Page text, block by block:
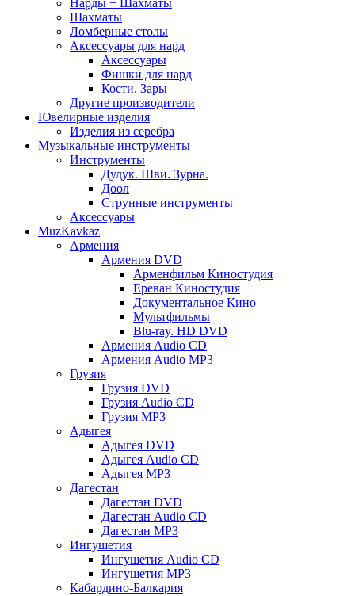
Нарды + Шахматы
Шахматы
Ломберные столы
Аксессуары для нард
Аксессуары
Фишки для нард
Кости. Зары
Другие производители
Ювелирные изделия
Изделия из серебра
Музыкальные инструменты
Инструменты
Дудук. Шви. Зурна.
Доол
Струнные инструменты
Аксессуары
MuzKavkaz
Армения
Армения DVD
Арменфильм Киностудия
Ереван Киностудия
Документальное Кино
Мультфильмы
Blu-ray. HD DVD
Армения Audio CD
Армения Audio MP3
Грузия
Грузия DVD
Грузия Audio CD
Грузия MP3
Адыгея
Адыгея DVD
Адыгея Audio CD
Адыгея MP3
Дагестан
Дагестан DVD
Дагестан Audio CD
Дагестан MP3
Ингушетия
Ингушетия Audio CD
Ингушетия MP3
Кабардино-Балкария